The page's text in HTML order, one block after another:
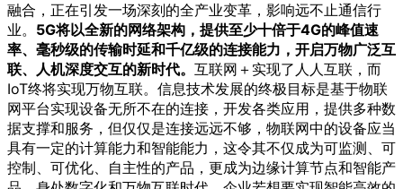
融合，正在引发一场深刻的全产业变革，影响远不止通信行
业。 5G将以全新的网络架构，提供至少十倍于4G的峰值速
率、毫秒级的传输时延和千亿级的连接能力，开启万物广泛互
联、人机深度交互的新时代。 互联网＋实现了人人互联，而
IoT终将实现万物互联。信息技术发展的终极目标是基于物联
网平台实现设备无所不在的连接，开发各类应用，提供多种数
据支撑和服务，但仅仅是连接远远不够，物联网中的设备应当
具有一定的计算能力和智能能力，这令其不仅成为可监测、可
控制、可优化、自主性的产品，更成为边缘计算节点和智能产